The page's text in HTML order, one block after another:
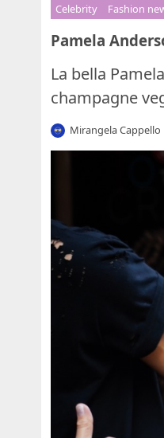
Celebrity Fashion
Pamela
La bella
champagne
Mirangela Cappello